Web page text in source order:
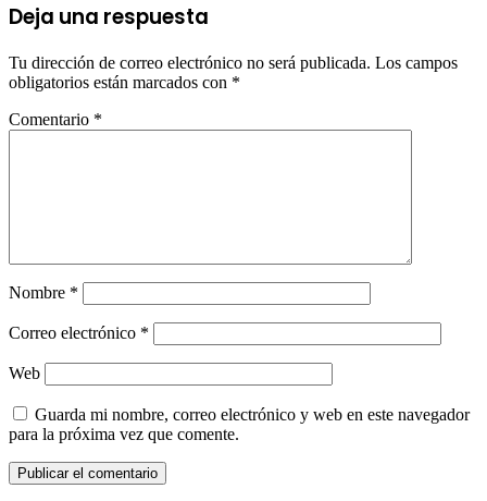
Deja una respuesta
Tu dirección de correo electrónico no será publicada. Los campos
obligatorios están marcados con *
Comentario *
Nombre *
Correo electrónico *
Web
Guarda mi nombre, correo electrónico y web en este navegador
para la próxima vez que comente.